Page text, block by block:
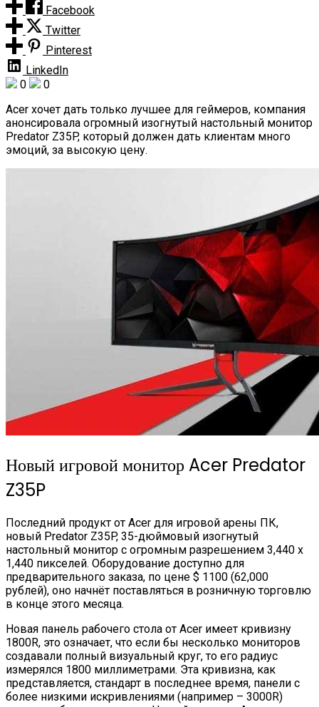
Facebook
Twitter
Pinterest
LinkedIn
0
0
Acer хочет дать только лучшее для геймеров, компания
анонсировала огромный изогнутый настольный монитор
Predator Z35P, который должен дать клиентам много
эмоций, за высокую цену.
Новый игровой монитор Acer Predator
Z35P
Последний продукт от Acer для игровой арены ПК,
новый Predator Z35P, 35-дюймовый изогнутый
настольный монитор с огромным разрешением 3,440 х
1,440 пикселей. Оборудование доступно для
предварительного заказа, по цене $ 1100 (62,000
рублей), оно начнёт поставляться в розничную торговлю
в конце этого месяца.
Новая панель рабочего стола от Acer имеет кривизну
1800R, это означает, что если бы несколько мониторов
создавали полный визуальный круг, то его радиус
измерялся 1800 миллиметрами. Эта кривизна, как
представляется, стандарт в последнее время, панели с
более низкими искривлениями (например – 3000R)